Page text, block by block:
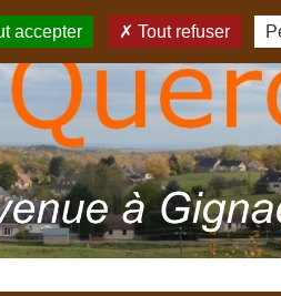
accepter Tout refuser